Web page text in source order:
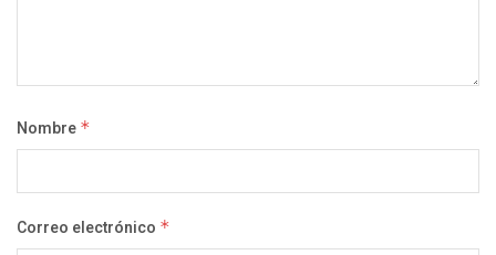
Nombre *
Correo electrónico *